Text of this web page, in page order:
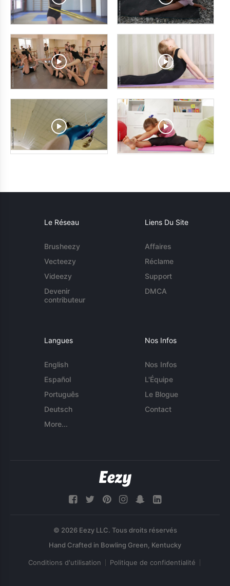
Le Réseau
Brusheezy
Vecteezy
Videezy
Devenir
contributeur
Liens Du Site
Affaires
Réclame
Support
DMCA
Langues
English
Español
Português
Deutsch
More...
Nos Infos
Nos Infos
L'Équipe
Le Blogue
Contact
© 2026 Eezy LLC. Tous droits réservés
Conditions d'utilisation Politique de confidentialité